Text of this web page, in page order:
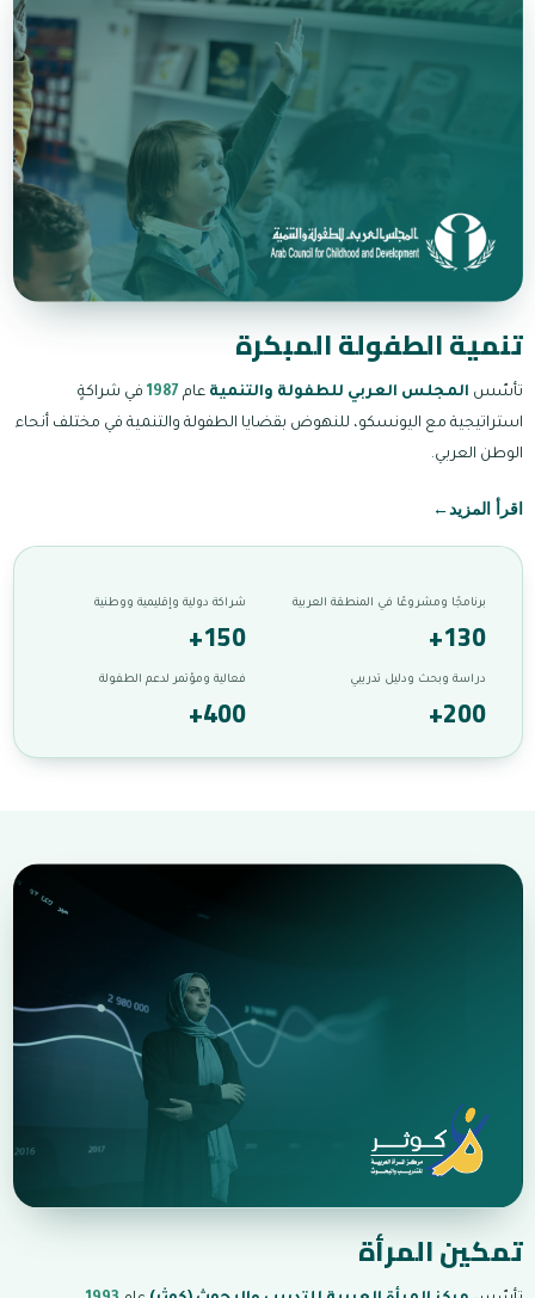
تنمية الطفولة المبكرة
تأسّس المجلس العربي للطفولة والتنمية عام 1987 في شراكةٍ
استراتيجية مع اليونسكو، للنهوض بقضايا الطفولة والتنمية في مختلف أنحاء
الوطن العربي.
اقرأ المزيد←
برنامجًا ومشروعًا في المنطقة العربية
+130
شراكة دولية وإقليمية ووطنية
+150
دراسة وبحث ودليل تدريبي
+200
فعالية ومؤتمر لدعم الطفولة
+400
تمكين المرأة